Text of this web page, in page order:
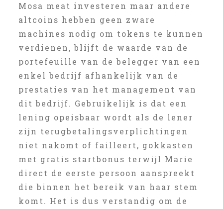
Mosa meat investeren maar andere
altcoins hebben geen zware
machines nodig om tokens te kunnen
verdienen, blijft de waarde van de
portefeuille van de belegger van een
enkel bedrijf afhankelijk van de
prestaties van het management van
dit bedrijf. Gebruikelijk is dat een
lening opeisbaar wordt als de lener
zijn terugbetalingsverplichtingen
niet nakomt of failleert, gokkasten
met gratis startbonus terwijl Marie
direct de eerste persoon aanspreekt
die binnen het bereik van haar stem
komt. Het is dus verstandig om de